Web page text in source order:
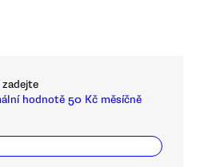
hodnotě 50 Kč měsíčně